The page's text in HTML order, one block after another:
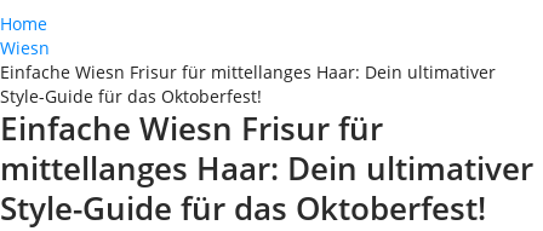
Home
Wiesn
Einfache Wiesn Frisur für mittellanges Haar: Dein ultimativer
Style-Guide für das Oktoberfest!
Einfache Wiesn Frisur für
mittellanges Haar: Dein ultimativer
Style-Guide für das Oktoberfest!